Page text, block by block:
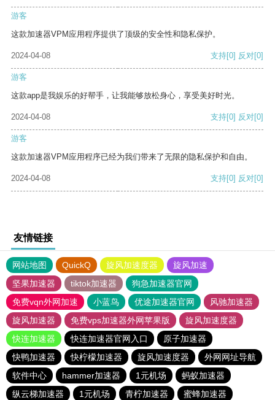
游客
这款加速器VPM应用程序提供了顶级的安全性和隐私保护。
2024-04-08 支持[0] 反对[0]
游客
这款app是我娱乐的好帮手，让我能够放松身心，享受美好时光。
2024-04-08 支持[0] 反对[0]
游客
这款加速器VPM应用程序已经为我们带来了无限的隐私保护和自由。
2024-04-08 支持[0] 反对[0]
友情链接
网站地图 QuickQ 旋风加速度器
旋风加速
坚果加速器
tiktok加速器
狗急加速器官网
免费vqn外网加速
小蓝鸟 优途加速器官网
风驰加速器
旋风加速器
免费vps加速器外网苹果版
旋风加速度器
快连加速器
快连加速器官网入口
原子加速器
快鸭加速器
快柠檬加速器 旋风加速度器
外网网址导航
软件中心
hammer加速器 1元机场
蚂蚁加速器
纵云梯加速器
1元机场 青柠加速器 蜜蜂加速器